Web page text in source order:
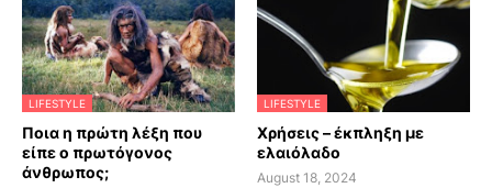
LIFESTYLE
Ποια η πρώτη λέξη που
είπε ο πρωτόγονος
άνθρωπος;
LIFESTYLE
Χρήσεις – έκπληξη με
ελαιόλαδο
August 18, 2024